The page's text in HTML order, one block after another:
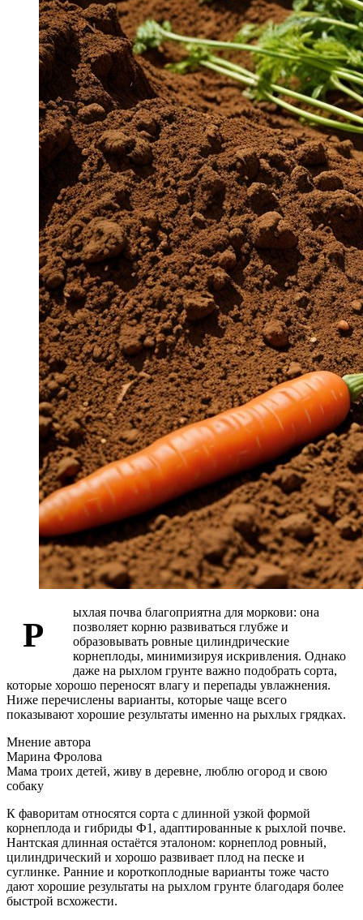
Р
ыхлая почва благоприятна для моркови: она
позволяет корню развиваться глубже и
образовывать ровные цилиндрические
корнеплоды, минимизируя искривления. Однако
даже на рыхлом грунте важно подобрать сорта,
которые хорошо переносят влагу и перепады увлажнения.
Ниже перечислены варианты, которые чаще всего
показывают хорошие результаты именно на рыхлых грядках.
Мнение автора
Марина Фролова
Мама троих детей, живу в деревне, люблю огород и свою
собаку
К фаворитам относятся сорта с длинной узкой формой
корнеплода и гибриды Ф1, адаптированные к рыхлой почве.
Нантская длинная остаётся эталоном: корнеплод ровный,
цилиндрический и хорошо развивает плод на песке и
суглинке. Ранние и короткоплодные варианты тоже часто
дают хорошие результаты на рыхлом грунте благодаря более
быстрой всхожести.